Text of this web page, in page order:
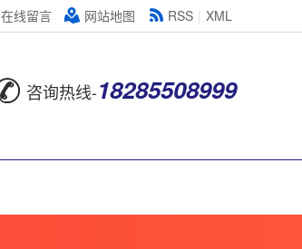
在线留言 网站地图 RSS XML
咨询热线-18285508999